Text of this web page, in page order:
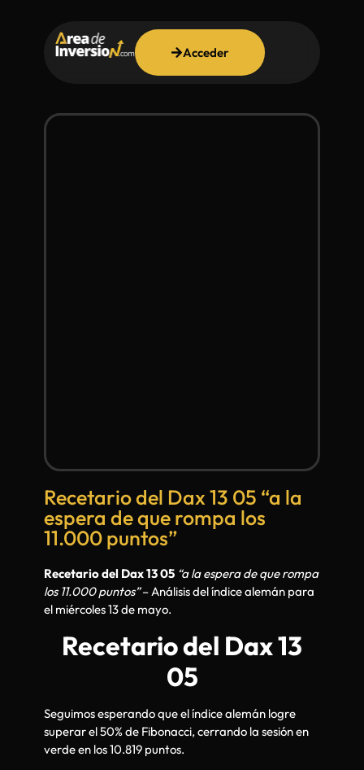
Acceder
Recetario del Dax 13 05 “a la
espera de que rompa los
11.000 puntos”
Recetario del Dax 13 05 “a la espera de que rompa
los 11.000 puntos”– Análisis del índice alemán para
el miércoles 13 de mayo.
Recetario del Dax 13
05
Seguimos esperando que el índice alemán logre
superar el 50% de Fibonacci, cerrando la sesión en
verde en los 10.819 puntos.